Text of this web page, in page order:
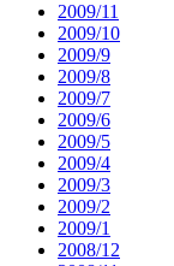
2009/11
2009/10
2009/9
2009/8
2009/7
2009/6
2009/5
2009/4
2009/3
2009/2
2009/1
2008/12